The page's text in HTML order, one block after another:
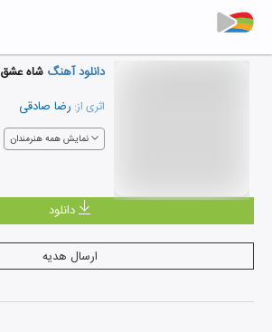
دانلود آهنگ شاه عشق
اثری از: رضا صادقی
نمایش همه هنرمندان
دانلود
ارسال هدیه